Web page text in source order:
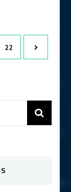
Page
22